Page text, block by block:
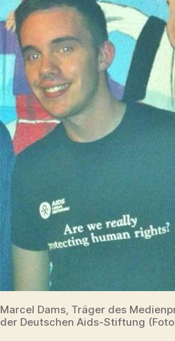
Marcel Dams, Träger des
der Deutschen Aids-Stiftung